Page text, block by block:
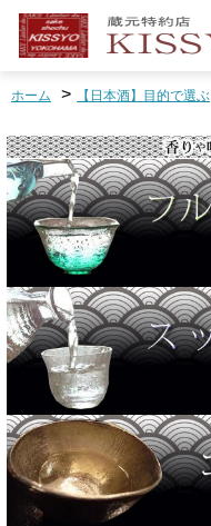
ホーム > 【日本酒】目的で選ぶ